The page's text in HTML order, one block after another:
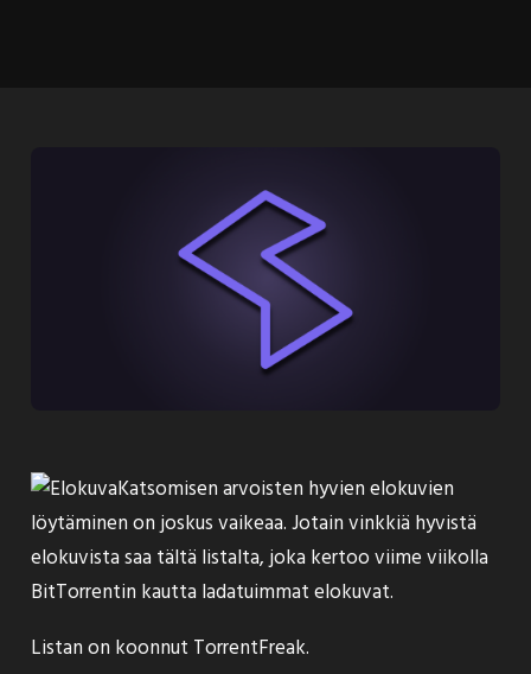
Katsomisen arvoisten hyvien elokuvien
löytäminen on joskus vaikeaa. Jotain vinkkiä hyvistä
elokuvista saa tältä listalta, joka kertoo viime viikolla
BitTorrentin kautta ladatuimmat elokuvat.
Listan on koonnut TorrentFreak.